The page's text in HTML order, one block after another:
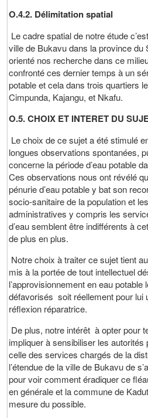
O.4.2. Délimitation spatial
Le cadre spatial de notre étude
ville de Bukavu dans la province du
orienté nos recherche dans ce
confronté ces dernier temps à un
potable et cela dans trois quartiers
Cimpunda, Kajangu, et Nkafu.
O.5. CHOIX ET INTERET DU
Le choix de ce sujet a été stimulé
longues observations spontanées,
concerne la période d’eau potable
Ces observations nous ont révélé
pénurie d’eau potable y bat son
socio-sanitaire de la population et
administratives y compris les
d’eau semblent être indifférents à
de plus en plus.
Notre choix à traiter ce sujet tient
mis à la portée de tout intellectuel
l’approvisionnement en eau potable
défavorisés soit réellement pour lui
réflexion réparatrice.
De plus, notre intérêt à opter pour
impliquer à sensibiliser les
celle des services chargés de la
l’étendue de la ville de Bukavu de
pour voir comment éradiquer ce
en générale et la commune de
mesure du possible.